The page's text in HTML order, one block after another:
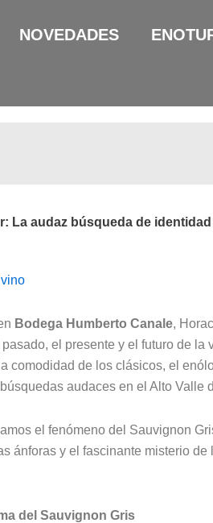
NOVEDADES
La audaz búsqueda de
Bodega Humberto Canale,
el presente y el futuro de la
comodidad de los clásicos, el
audaces en el Alto Valle
el fenómeno del Sauvignon
ánforas y el fascinante misterio de
del Sauvignon Gris